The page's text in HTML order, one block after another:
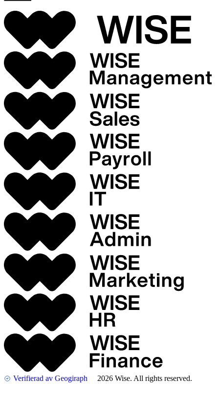
Verifierad av Geogiraph 2026 Wise. All rights reserved.